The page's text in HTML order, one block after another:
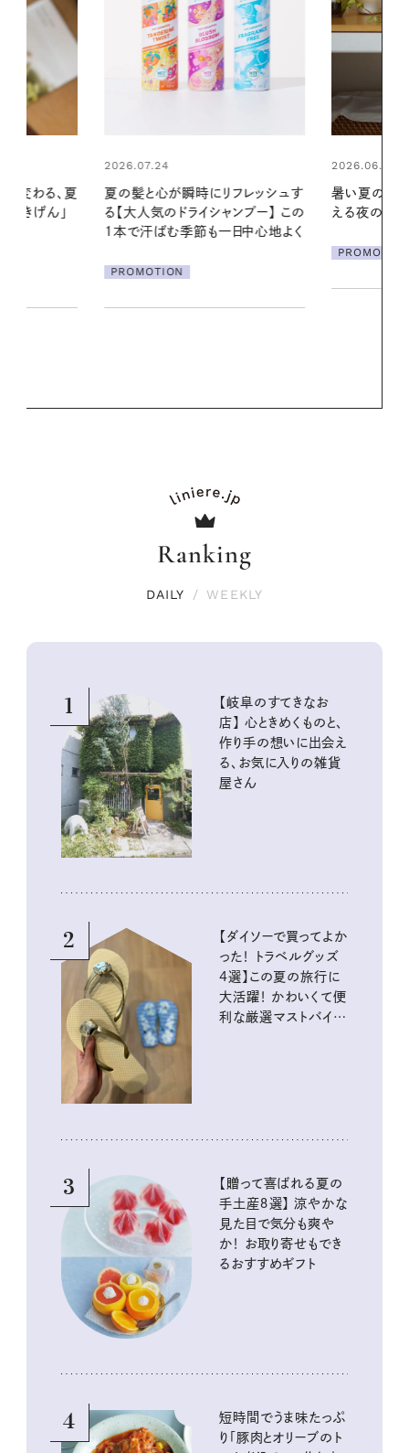
レッシュす
プー】 この
2026.06.01
暑い夏のナイトルーティン。私を整
える夜の爽やかご褒美ケア
2026.07.21
【高山都さん
発・ベーリングの
Ranking
DAILY / WEEKLY
1
【岐阜のすてきなお
店】 心ときめくものと、
作り手の想いに出会え
る、お気に入りの雑貨
屋さん
2
【ダイソーで買ってよか
った！ トラベルグッズ
4選】この夏の旅行に
大活躍！ かわいくて便
利な厳選マストバイア
3
【贈って喜ばれる夏の
手土産８選】 涼やかな
見た目で気分も爽や
か！ お取り寄せもでき
るおすすめギフト
4
短時間でうま味たっぷ
り「豚肉とオリーブのト